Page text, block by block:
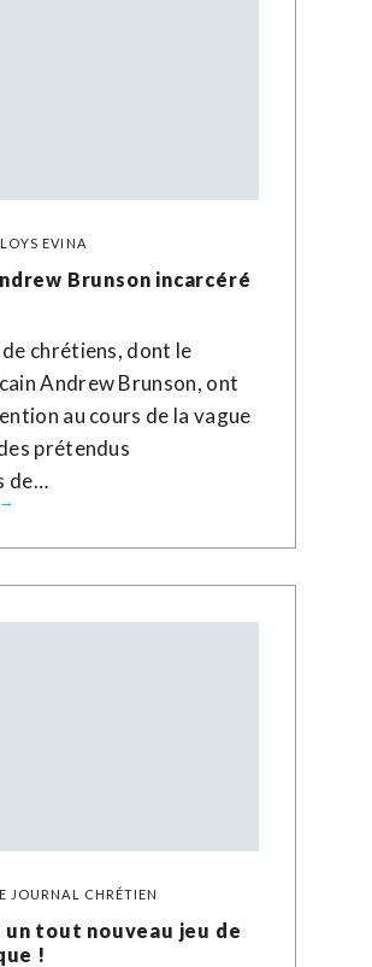
EVINA
Brunson incarcéré
chrétiens, dont le
Andrew Brunson, ont
au cours de la vague
prétendus
de…
JOURNAL CHRÉTIEN
un tout nouveau jeu de
!